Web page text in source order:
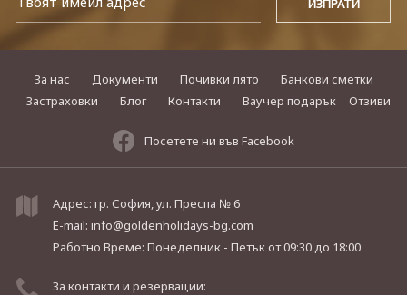
За нас Документи Почивки лято
Банкови сметки
Застраховки
Блог Контакти Ваучер подарък Отзиви
Посетете ни във Facebook
Адрес: гр. София, ул. Преспа № 6
E-mail: info@goldenholidays-bg.com
Работно Време: Понеделник - Петъкот 09:30 до 18:00
За контакти и резервации: